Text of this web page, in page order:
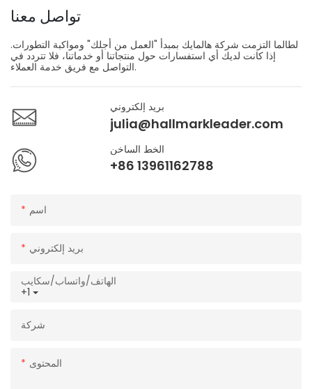
تواصل معنا
لطالما التزمت شركة هالمايك بمبدأ "العمل من أجلك" ومواكبة التطورات.
إذا كانت لديك أي استفسارات حول منتجاتنا أو خدماتنا، فلا تتردد في
التواصل مع فريق خدمة العملاء.
بريد إلكتروني
julia@hallmarkleader.com
الخط الساخن
+86 13961162788
اسم
بريد إلكتروني
+1
الهاتف/واتساب/سكايب
شركة
المحتوى